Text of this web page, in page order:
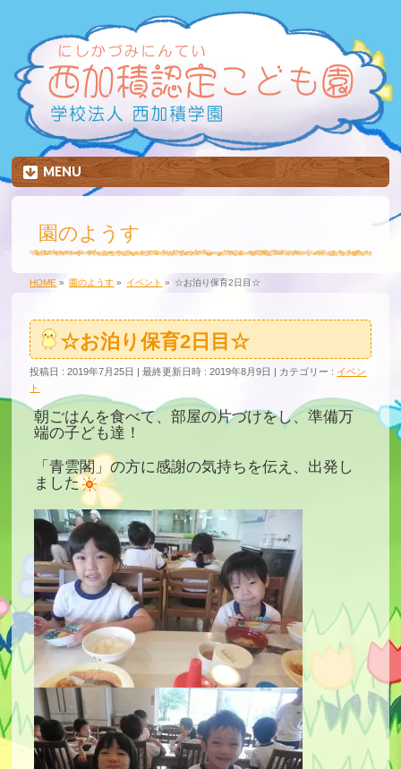
MENU
園のようす
HOME » 園のようす » イベント » ☆お泊り保育2日目☆
☆お泊り保育2日目☆
投稿日 : 2019年7月25日 最終更新日時 : 2019年8月9日 カテゴリー : イベン
ト
朝ごはんを食べて、部屋の片づけをし、準備万
端の子ども達！
「青雲閣」の方に感謝の気持ちを伝え、出発し
ました